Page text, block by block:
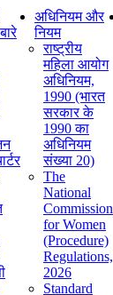
अधिनियम और
नियम
राष्ट्रीय
महिला आयोग
अधिनियम,
1990 (भारत
सरकार के
1990 का
अधिनियम
संख्या 20)
The
National
Commission
for Women
(Procedure)
Regulations,
2026
Standard